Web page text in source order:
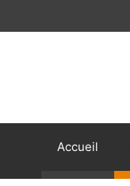
Accueil